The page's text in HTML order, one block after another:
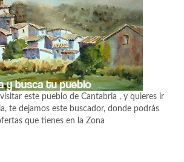
este pueblo de Cantabria , y quieres ir
te dejamos este buscador, donde podrás
que tienes en la Zona